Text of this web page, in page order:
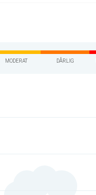
MODERAT DÅRLIG